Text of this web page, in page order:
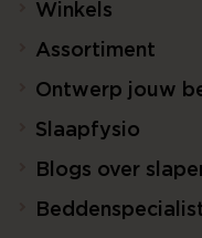
Winkels
Assortiment
Ontwerp jouw
Slaapfysio
Blogs over